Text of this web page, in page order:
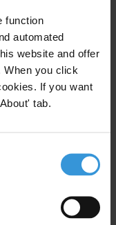
function
automated
website and offer
When you click
If you want
tab.
la propia lucha contra
la corrupción,
expertos,
sociales en la mejora
esenciales para un